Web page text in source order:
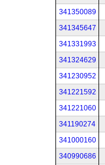
341350089
341345647
341331993
341324629
341230952
341221592
341221060
341190274
341000160
340990686